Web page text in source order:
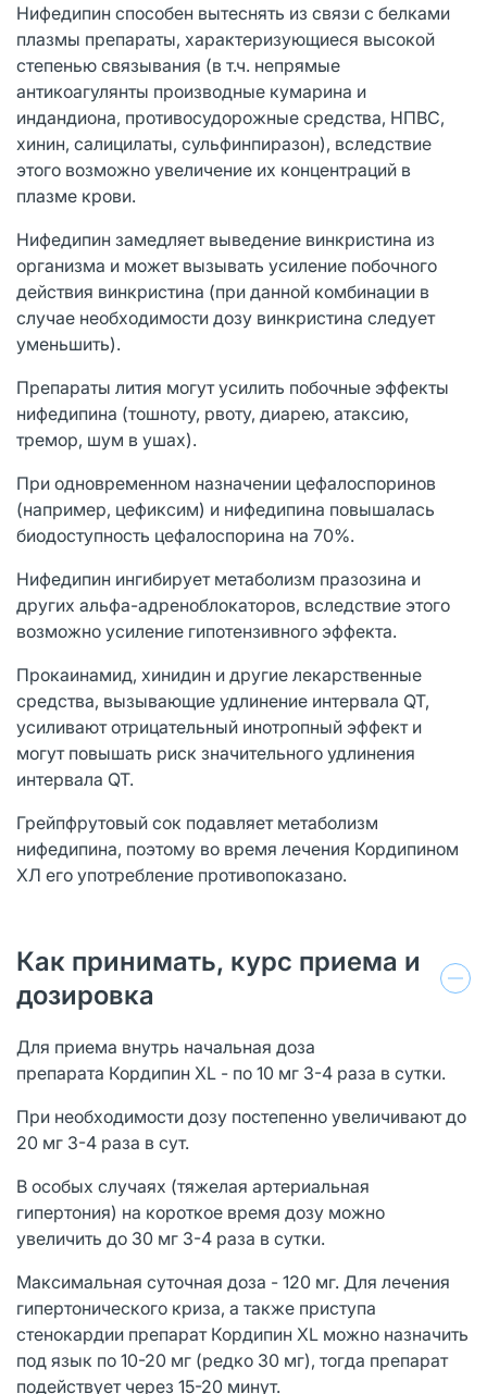
Нифедипин способен вытеснять из связи с белками
плазмы препараты, характеризующиеся высокой
степенью связывания (в т.ч. непрямые
антикоагулянты производные кумарина и
индандиона, противосудорожные средства, НПВС,
хинин, салицилаты, сульфинпиразон), вследствие
этого возможно увеличение их концентраций в
плазме крови.
Нифедипин замедляет выведение винкристина из
организма и может вызывать усиление побочного
действия винкристина (при данной комбинации в
случае необходимости дозу винкристина следует
уменьшить).
Препараты лития могут усилить побочные эффекты
нифедипина (тошноту, рвоту, диарею, атаксию,
тремор, шум в ушах).
При одновременном назначении цефалоспоринов
(например, цефиксим) и нифедипина повышалась
биодоступность цефалоспорина на 70%.
Нифедипин ингибирует метаболизм празозина и
других альфа-адреноблокаторов, вследствие этого
возможно усиление гипотензивного эффекта.
Прокаинамид, хинидин и другие лекарственные
средства, вызывающие удлинение интервала QT,
усиливают отрицательный инотропный эффект и
могут повышать риск значительного удлинения
интервала QT.
Грейпфрутовый сок подавляет метаболизм
нифедипина, поэтому во время лечения Кордипином
ХЛ его употребление противопоказано.
Как принимать, курс приема и
дозировка
Для приема внутрь начальная доза
препарата Кордипин XL - по 10 мг 3-4 раза в сутки.
При необходимости дозу постепенно увеличивают до
20 мг 3-4 раза в сут.
В особых случаях (тяжелая артериальная
гипертония) на короткое время дозу можно
увеличить до 30 мг 3-4 раза в сутки.
Максимальная суточная доза - 120 мг. Для лечения
гипертонического криза, а также приступа
стенокардии препарат Кордипин XL можно назначить
под язык по 10-20 мг (редко 30 мг), тогда препарат
подействует через 15-20 минут.